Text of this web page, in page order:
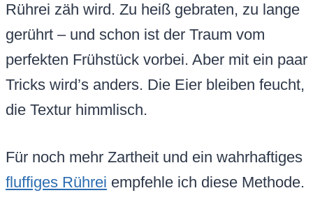
Rührei zäh wird. Zu heiß gebraten, zu lange
gerührt – und schon ist der Traum vom
perfekten Frühstück vorbei. Aber mit ein paar
Tricks wird’s anders. Die Eier bleiben feucht,
die Textur himmlisch.
Für noch mehr Zartheit und ein wahrhaftiges
fluffiges Rührei empfehle ich diese Methode.